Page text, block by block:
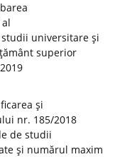
universitare şi
superior
şi
nr. 185/2018
de studii
şi numărul maxim